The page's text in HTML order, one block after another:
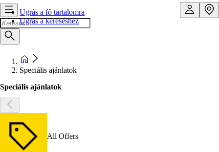
Ugrás a fő tartalomra
Ugrás a kereséshez
Speciális ajánlatok
Speciális ajánlatok
All Offers